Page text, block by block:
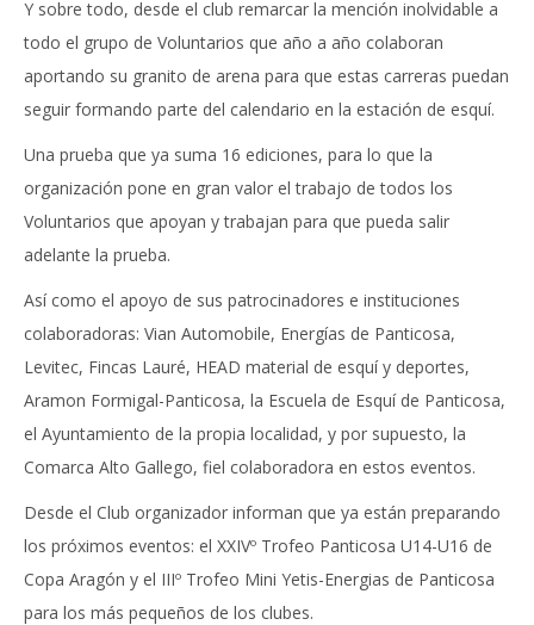
Y sobre todo, desde el club remarcar la mención inolvidable a
todo el grupo de Voluntarios que año a año colaboran
aportando su granito de arena para que estas carreras puedan
seguir formando parte del calendario en la estación de esquí.
Una prueba que ya suma 16 ediciones, para lo que la
organización pone en gran valor el trabajo de todos los
Voluntarios que apoyan y trabajan para que pueda salir
adelante la prueba.
Así como el apoyo de sus patrocinadores e instituciones
colaboradoras: Vian Automobile, Energías de Panticosa,
Levitec, Fincas Lauré, HEAD material de esquí y deportes,
Aramon Formigal-Panticosa, la Escuela de Esquí de Panticosa,
el Ayuntamiento de la propia localidad, y por supuesto, la
Comarca Alto Gallego, fiel colaboradora en estos eventos.
Desde el Club organizador informan que ya están preparando
los próximos eventos: el XXIVº Trofeo Panticosa U14-U16 de
Copa Aragón y el IIIº Trofeo Mini Yetis-Energias de Panticosa
para los más pequeños de los clubes.